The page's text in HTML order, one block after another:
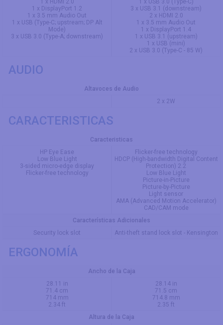
1 x DisplayPort 1.2
1 x 3.5 mm Audio Out
1 x USB (Type-C; upstream; DP Alt
Mode)
3 x USB 3.0 (Type-A; downstream)
3 x USB 3.1 (downstream)
2 x HDMI 2.0
1 x 3.5 mm Audio Out
1 x DisplayPort 1.4
1 x USB 3.1 (upstream)
1 x USB (mini)
2 x USB 3.0 (Type-C - 85 W)
AUDIO
Altavoces de Audio
2 x 2W
CARACTERISTICAS
Caracteristicas
HP Eye Ease
Low Blue Light
3-sided micro-edge display
Flicker-free technology
Flicker-free technology
HDCP (High-bandwidth Digital Content
Protection) 2.2
Low Blue Light
Picture-in-Picture
Picture-by-Picture
Light sensor
AMA (Advanced Motion Accelerator)
CAD/CAM mode
Características Adicionales
Security lock slot
Anti-theft stand lock slot - Kensington
ERGONOMÍA
Ancho de la Caja
28.11 in
71.4 cm
714 mm
2.34 ft
28.14 in
71.5 cm
714.8 mm
2.35 ft
Altura de la Caja